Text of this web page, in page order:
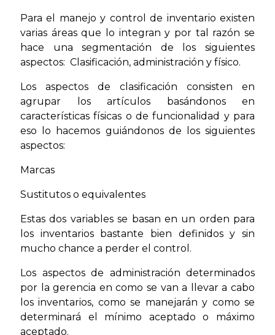
Para el manejo y control de inventario existen
varias áreas que lo integran y por tal razón se
hace una segmentación de los siguientes
aspectos: Clasificación, administración y físico.
Los aspectos de clasificación consisten en
agrupar los artículos basándonos en
características físicas o de funcionalidad y para
eso lo hacemos guiándonos de los siguientes
aspectos:
Marcas
Sustitutos o equivalentes
Estas dos variables se basan en un orden para
los inventarios bastante bien definidos y sin
mucho chance a perder el control.
Los aspectos de administración determinados
por la gerencia en como se van a llevar a cabo
los inventarios, como se manejarán y como se
determinará el mínimo aceptado o máximo
aceptado.